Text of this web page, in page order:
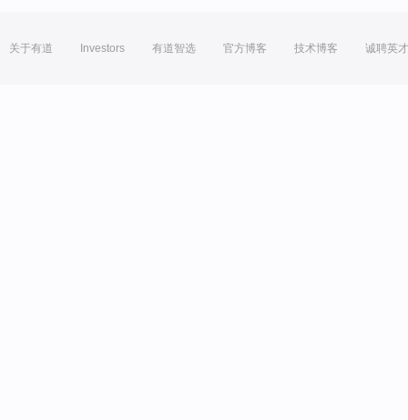
关于有道 Investors 有道智选 官方博客 技术博客 诚聘英才